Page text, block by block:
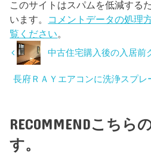
このサイトはスパムを低減する
います。 コメントデータの処理
覧ください。
中古住宅購入後の入居前
長府ＲＡＹエアコンに洗浄スプレ
RECOMMENDこちら
す。